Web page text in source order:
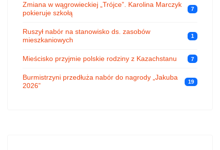
Zmiana w wągrowieckiej „Trójce”. Karolina Marczyk
pokieruje szkołą
7
Ruszył nabór na stanowisko ds. zasobów
mieszkaniowych
1
Mieścisko przyjmie polskie rodziny z Kazachstanu 7
Burmistrzyni przedłuża nabór do nagrody „Jakuba
2026”
19